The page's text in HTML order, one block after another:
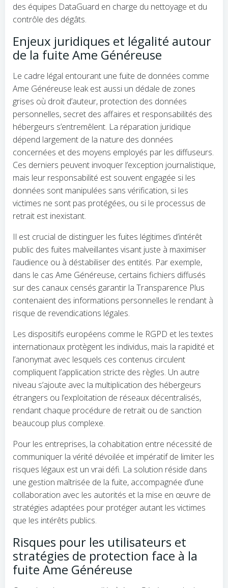
des équipes DataGuard en charge du nettoyage et du
contrôle des dégâts.
Enjeux juridiques et légalité autour
de la fuite Ame Généreuse
Le cadre légal entourant une fuite de données comme
Ame Généreuse leak est aussi un dédale de zones
grises où droit d’auteur, protection des données
personnelles, secret des affaires et responsabilités des
hébergeurs s’entremêlent. La réparation juridique
dépend largement de la nature des données
concernées et des moyens employés par les diffuseurs.
Ces derniers peuvent invoquer l’exception journalistique,
mais leur responsabilité est souvent engagée si les
données sont manipulées sans vérification, si les
victimes ne sont pas protégées, ou si le processus de
retrait est inexistant.
Il est crucial de distinguer les fuites légitimes d’intérêt
public des fuites malveillantes visant juste à maximiser
l’audience ou à déstabiliser des entités. Par exemple,
dans le cas Ame Généreuse, certains fichiers diffusés
sur des canaux censés garantir la Transparence Plus
contenaient des informations personnelles le rendant à
risque de revendications légales.
Les dispositifs européens comme le RGPD et les textes
internationaux protègent les individus, mais la rapidité et
l’anonymat avec lesquels ces contenus circulent
compliquent l’application stricte des règles. Un autre
niveau s’ajoute avec la multiplication des hébergeurs
étrangers ou l’exploitation de réseaux décentralisés,
rendant chaque procédure de retrait ou de sanction
beaucoup plus complexe.
Pour les entreprises, la cohabitation entre nécessité de
communiquer la vérité dévoilée et impératif de limiter les
risques légaux est un vrai défi. La solution réside dans
une gestion maîtrisée de la fuite, accompagnée d’une
collaboration avec les autorités et la mise en œuvre de
stratégies adaptées pour protéger autant les victimes
que les intérêts publics.
Risques pour les utilisateurs et
stratégies de protection face à la
fuite Ame Généreuse